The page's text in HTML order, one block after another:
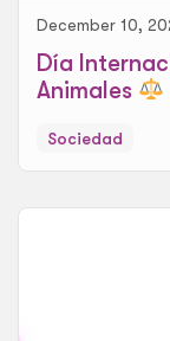
December 10,
Día
Animales
Sociedad